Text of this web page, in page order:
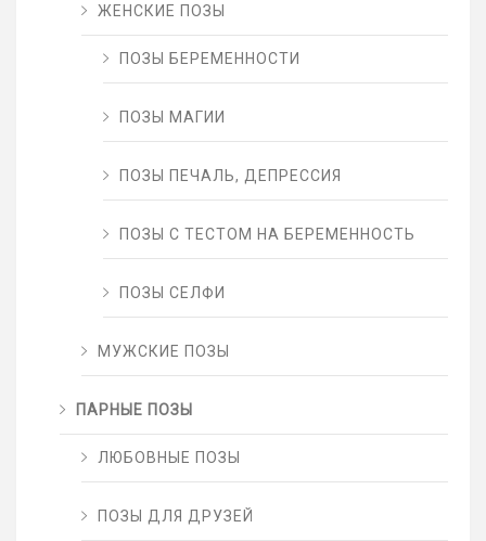
ЖЕНСКИЕ ПОЗЫ
ПОЗЫ БЕРЕМЕННОСТИ
ПОЗЫ МАГИИ
ПОЗЫ ПЕЧАЛЬ, ДЕПРЕССИЯ
ПОЗЫ С ТЕСТОМ НА БЕРЕМЕННОСТЬ
ПОЗЫ СЕЛФИ
МУЖСКИЕ ПОЗЫ
ПАРНЫЕ ПОЗЫ
ЛЮБОВНЫЕ ПОЗЫ
ПОЗЫ ДЛЯ ДРУЗЕЙ